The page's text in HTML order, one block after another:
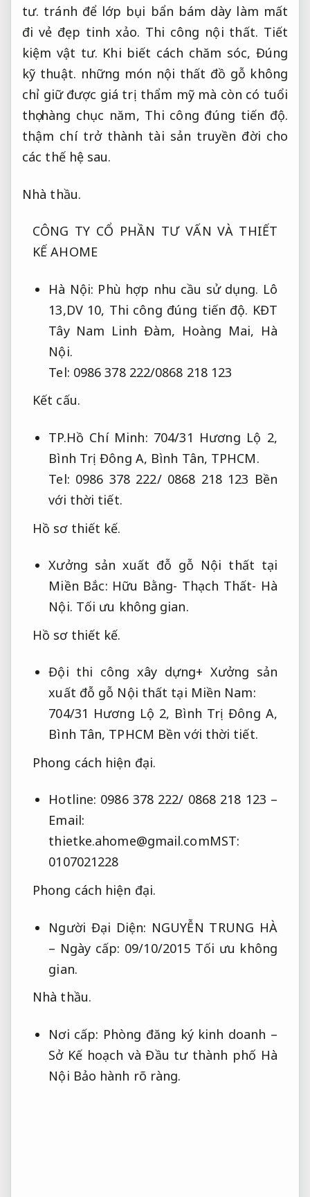
tư. tránh để lớp bụi bẩn bám dày làm mất
đi vẻ đẹp tinh xảo. Thi công nội thất. Tiết
kiệm vật tư. Khi biết cách chăm sóc, Đúng
kỹ thuật. những món nội thất đồ gỗ không
chỉ giữ được giá trị thẩm mỹ mà còn có tuổi
thọ hàng chục năm, Thi công đúng tiến độ.
thậm chí trở thành tài sản truyền đời cho
các thế hệ sau.
Nhà thầu.
CÔNG TY CỔ PHẦN TƯ VẤN VÀ THIẾT
KẾ AHOME
Hà Nội: Phù hợp nhu cầu sử dụng. Lô
13,DV 10, Thi công đúng tiến độ. KĐT
Tây Nam Linh Đàm, Hoàng Mai, Hà
Nội.
Tel: 0986 378 222/0868 218 123
Kết cấu.
TP.Hồ Chí Minh: 704/31 Hương Lộ 2,
Bình Trị Đông A, Bình Tân, TPHCM.
Tel: 0986 378 222/ 0868 218 123 Bền
với thời tiết.
Hồ sơ thiết kế.
Xưởng sản xuất đỗ gỗ Nội thất tại
Miền Bắc: Hữu Bằng- Thạch Thất- Hà
Nội. Tối ưu không gian.
Hồ sơ thiết kế.
Đội thi công xây dựng+ Xưởng sản
xuất đỗ gỗ Nội thất tại Miền Nam:
704/31 Hương Lộ 2, Bình Trị Đông A,
Bình Tân, TPHCM Bền với thời tiết.
Phong cách hiện đại.
Hotline: 0986 378 222/ 0868 218 123 –
Email:
thietke.ahome@gmail.comMST:
0107021228
Phong cách hiện đại.
Người Đại Diện: NGUYỄN TRUNG HÀ
– Ngày cấp: 09/10/2015 Tối ưu không
gian.
Nhà thầu.
Nơi cấp: Phòng đăng ký kinh doanh –
Sở Kế hoạch và Đầu tư thành phố Hà
Nội Bảo hành rõ ràng.